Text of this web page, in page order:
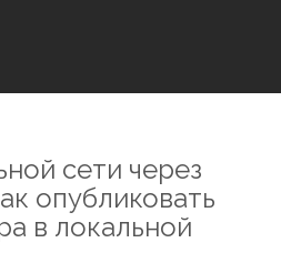
сети через
опубликовать
в локальной